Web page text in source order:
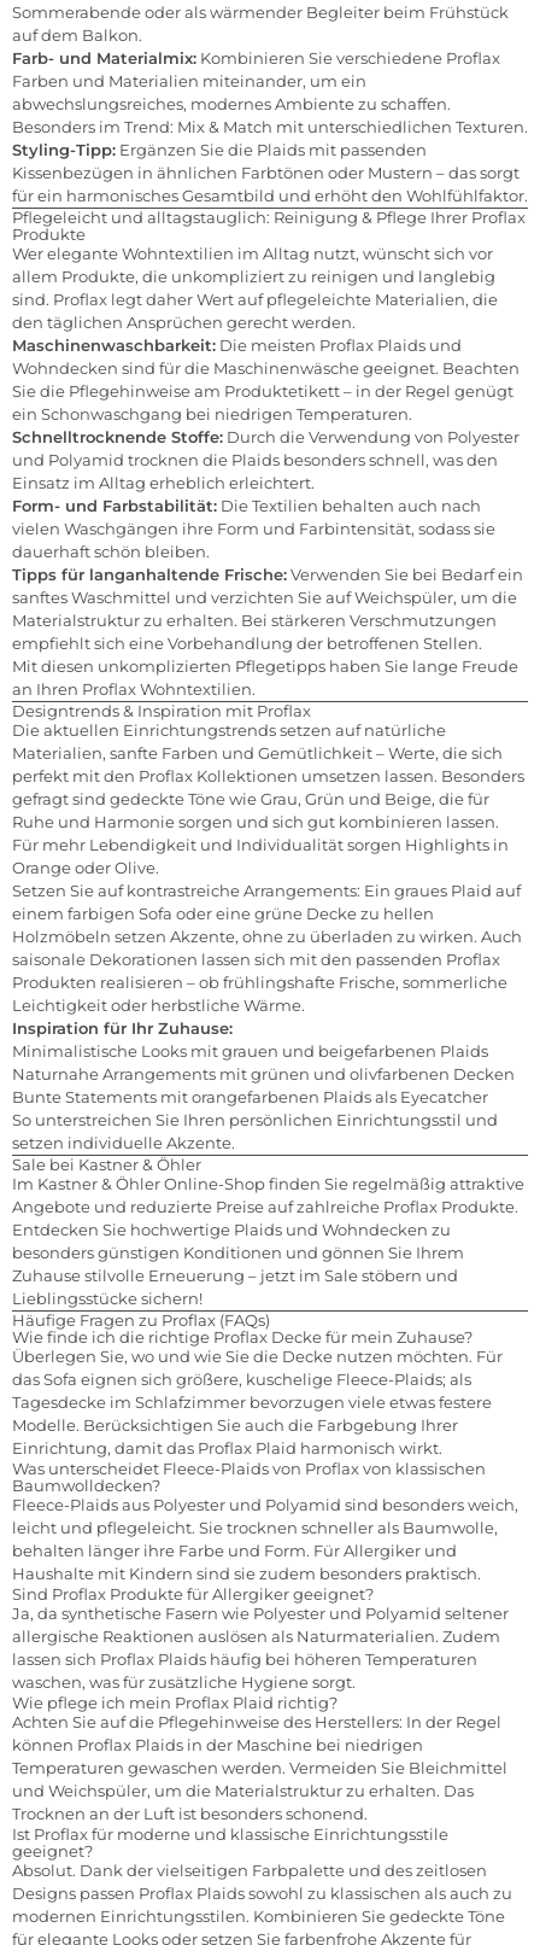
Sommerabende oder als wärmender Begleiter beim Frühstück
auf dem Balkon.
Farb- und Materialmix: Kombinieren Sie verschiedene Proflax
Farben und Materialien miteinander, um ein
abwechslungsreiches, modernes Ambiente zu schaffen.
Besonders im Trend: Mix & Match mit unterschiedlichen Texturen.
Styling-Tipp: Ergänzen Sie die Plaids mit passenden
Kissenbezügen in ähnlichen Farbtönen oder Mustern – das sorgt
für ein harmonisches Gesamtbild und erhöht den Wohlfühlfaktor.
Pflegeleicht und alltagstauglich: Reinigung & Pflege Ihrer Proflax
Produkte
Wer elegante Wohntextilien im Alltag nutzt, wünscht sich vor
allem Produkte, die unkompliziert zu reinigen und langlebig
sind. Proflax legt daher Wert auf pflegeleichte Materialien, die
den täglichen Ansprüchen gerecht werden.
Maschinenwaschbarkeit: Die meisten Proflax Plaids und
Wohndecken sind für die Maschinenwäsche geeignet. Beachten
Sie die Pflegehinweise am Produktetikett – in der Regel genügt
ein Schonwaschgang bei niedrigen Temperaturen.
Schnelltrocknende Stoffe: Durch die Verwendung von Polyester
und Polyamid trocknen die Plaids besonders schnell, was den
Einsatz im Alltag erheblich erleichtert.
Form- und Farbstabilität: Die Textilien behalten auch nach
vielen Waschgängen ihre Form und Farbintensität, sodass sie
dauerhaft schön bleiben.
Tipps für langanhaltende Frische:Verwenden Sie bei Bedarf ein
sanftes Waschmittel und verzichten Sie auf Weichspüler, um die
Materialstruktur zu erhalten. Bei stärkeren Verschmutzungen
empfiehlt sich eine Vorbehandlung der betroffenen Stellen.
Mit diesen unkomplizierten Pflegetipps haben Sie lange Freude
an Ihren Proflax Wohntextilien.
Designtrends & Inspiration mit Proflax
Die aktuellen Einrichtungstrends setzen auf natürliche
Materialien, sanfte Farben und Gemütlichkeit – Werte, die sich
perfekt mit den Proflax Kollektionen umsetzen lassen. Besonders
gefragt sind gedeckte Töne wie Grau, Grün und Beige, die für
Ruhe und Harmonie sorgen und sich gut kombinieren lassen.
Für mehr Lebendigkeit und Individualität sorgen Highlights in
Orange oder Olive.
Setzen Sie auf kontrastreiche Arrangements: Ein graues Plaid auf
einem farbigen Sofa oder eine grüne Decke zu hellen
Holzmöbeln setzen Akzente, ohne zu überladen zu wirken. Auch
saisonale Dekorationen lassen sich mit den passenden Proflax
Produkten realisieren – ob frühlingshafte Frische, sommerliche
Leichtigkeit oder herbstliche Wärme.
Inspiration für Ihr Zuhause:
Minimalistische Looks mit grauen und beigefarbenen Plaids
Naturnahe Arrangements mit grünen und olivfarbenen Decken
Bunte Statements mit orangefarbenen Plaids als Eyecatcher
So unterstreichen Sie Ihren persönlichen Einrichtungsstil und
setzen individuelle Akzente.
Sale bei Kastner & Öhler
Im Kastner & Öhler Online-Shop finden Sie regelmäßig attraktive
Angebote und reduzierte Preise auf zahlreiche Proflax Produkte.
Entdecken Sie hochwertige Plaids und Wohndecken zu
besonders günstigen Konditionen und gönnen Sie Ihrem
Zuhause stilvolle Erneuerung – jetzt im Sale stöbern und
Lieblingsstücke sichern!
Häufige Fragen zu Proflax (FAQs)
Wie finde ich die richtige Proflax Decke für mein Zuhause?
Überlegen Sie, wo und wie Sie die Decke nutzen möchten. Für
das Sofa eignen sich größere, kuschelige Fleece-Plaids; als
Tagesdecke im Schlafzimmer bevorzugen viele etwas festere
Modelle. Berücksichtigen Sie auch die Farbgebung Ihrer
Einrichtung, damit das Proflax Plaid harmonisch wirkt.
Was unterscheidet Fleece-Plaids von Proflax von klassischen
Baumwolldecken?
Fleece-Plaids aus Polyester und Polyamid sind besonders weich,
leicht und pflegeleicht. Sie trocknen schneller als Baumwolle,
behalten länger ihre Farbe und Form. Für Allergiker und
Haushalte mit Kindern sind sie zudem besonders praktisch.
Sind Proflax Produkte für Allergiker geeignet?
Ja, da synthetische Fasern wie Polyester und Polyamid seltener
allergische Reaktionen auslösen als Naturmaterialien. Zudem
lassen sich Proflax Plaids häufig bei höheren Temperaturen
waschen, was für zusätzliche Hygiene sorgt.
Wie pflege ich mein Proflax Plaid richtig?
Achten Sie auf die Pflegehinweise des Herstellers: In der Regel
können Proflax Plaids in der Maschine bei niedrigen
Temperaturen gewaschen werden. Vermeiden Sie Bleichmittel
und Weichspüler, um die Materialstruktur zu erhalten. Das
Trocknen an der Luft ist besonders schonend.
Ist Proflax für moderne und klassische Einrichtungsstile
geeignet?
Absolut. Dank der vielseitigen Farbpalette und des zeitlosen
Designs passen Proflax Plaids sowohl zu klassischen als auch zu
modernen Einrichtungsstilen. Kombinieren Sie gedeckte Töne
für elegante Looks oder setzen Sie farbenfrohe Akzente für